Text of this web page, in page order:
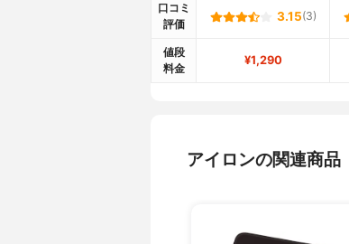
口コミ
評価
3.15(3)
値段
料金
¥1,290
アイロンの関連商品